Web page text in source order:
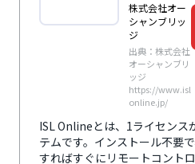
株式会社オー
シャンブリッ
ジ
出典：株式会社
オーシャンブリ
ッジ
https://www.isl
online.jp/
ISL Onlineとは、1ライセンス
テムです。インストール不要
すればすぐにリモートコント